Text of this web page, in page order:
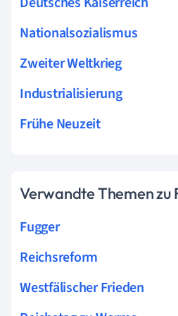
Nationalsozialismus
Zweiter Weltkrieg
Industrialisierung
Frühe Neuzeit
Verwandte Themen zu
Fugger
Reichsreform
Westfälischer Frieden